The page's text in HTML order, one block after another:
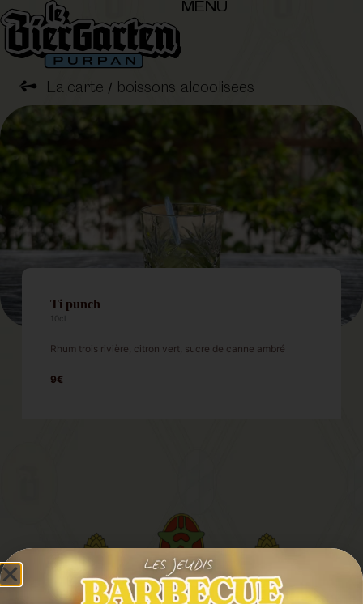
MENU
➺ La carte / boissons-alcoolisees
Ti punch
10cl
Rhum trois rivière, citron vert, sucre de canne ambré
9€